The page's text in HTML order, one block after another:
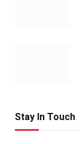
Stay In Touch